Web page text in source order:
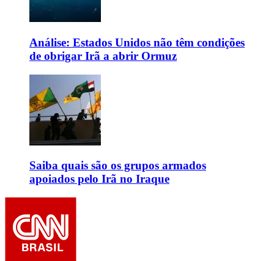
Análise: Estados Unidos não têm condições
de obrigar Irã a abrir Ormuz
Saiba quais são os grupos armados
apoiados pelo Irã no Iraque